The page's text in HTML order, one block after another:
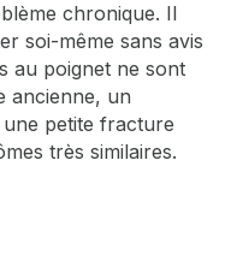
chronique. Il
soi-même sans avis
au poignet ne sont
ancienne, un
petite fracture
très similaires.